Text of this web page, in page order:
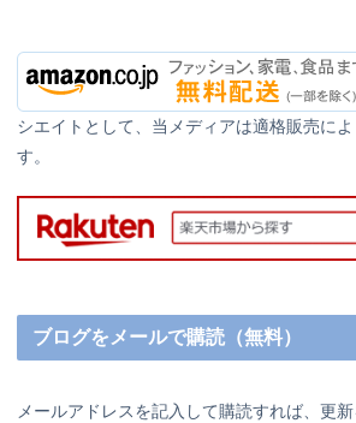
シエイトとして、当メディアは適格販売に
す。
ブログをメールで購読（無料）
メールアドレスを記入して購読すれば、更